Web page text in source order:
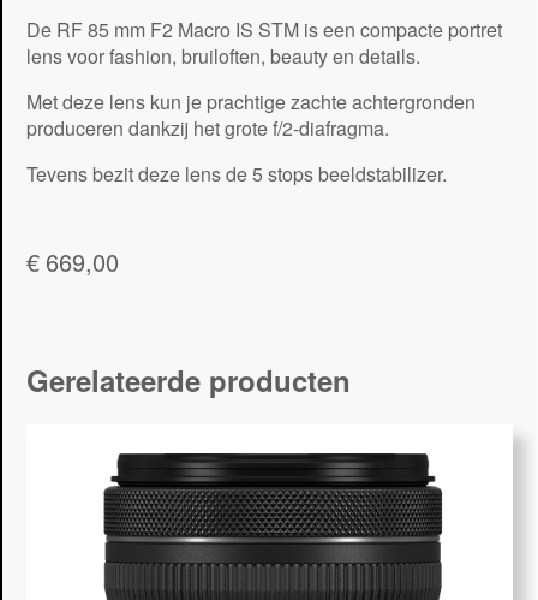
De RF 85 mm F2 Macro IS STM is een compacte portret
lens voor fashion, bruiloften, beauty en details.
Met deze lens kun je prachtige zachte achtergronden
produceren dankzij het grote f/2-diafragma.
Tevens bezit deze lens de 5 stops beeldstabilizer.
€ 669,00
Gerelateerde producten